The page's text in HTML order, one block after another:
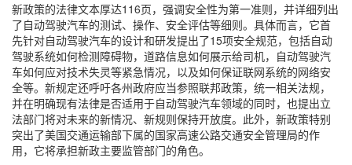
新政策的法律文本厚达116页，强调安全性为第一准则，并详细列出
了自动驾驶汽车的测试、操作、安全评估等细则。具体而言，它首
先针对自动驾驶汽车的设计和研发提出了15项安全规范，包括自动
驾驶系统如何检测障碍物，道路信息如何展示给司机，自动驾驶汽
车如何应对技术失灵等紧急情况，以及如何保证联网系统的网络安
全等。新规定还呼吁各州政府应当参照联邦政策，统一相关法规，
并在明确现有法律是否适用于自动驾驶汽车领域的同时，也提出立
法部门将对未来的新情况、新规则保持开放度。此外，新政策特别
突出了美国交通运输部下属的国家高速公路交通安全管理局的作
用，它将承担新政主要监管部门的角色。